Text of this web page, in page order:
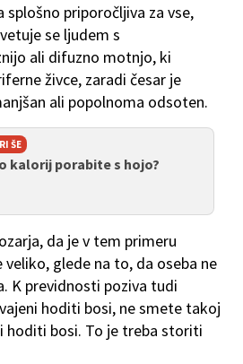
splošno priporočljiva za vse,
se ljudem s
ali difuzno motnjo, ki
živce, zaradi česar je
ali popolnoma odsoten.
ŠE
kalorij porabite s hojo?
da je v tem primeru
glede na to, da oseba ne
K previdnosti poziva tudi
hoditi bosi, ne smete takoj
hoditi bosi. To je treba storiti